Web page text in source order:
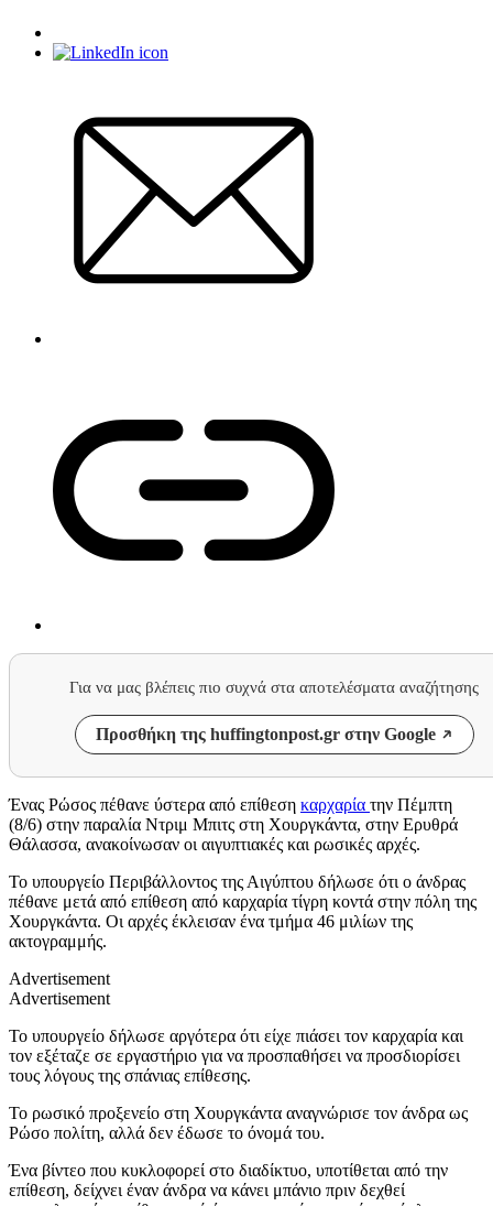
Για να μας βλέπεις πιο συχνά στα αποτελέσματα αναζήτησης
Προσθήκη της huffingtonpost.gr στην Google
Ένας Ρώσος πέθανε ύστερα από επίθεση καρχαρία την Πέμπτη
(8/6) στην παραλία Ντριμ Μπιτς στη Χουργκάντα, στην Ερυθρά
Θάλασσα, ανακοίνωσαν οι αιγυπτιακές και ρωσικές αρχές.
Το υπουργείο Περιβάλλοντος της Αιγύπτου δήλωσε ότι ο άνδρας
πέθανε μετά από επίθεση από καρχαρία τίγρη κοντά στην πόλη της
Χουργκάντα. Οι αρχές έκλεισαν ένα τμήμα 46 μιλίων της
ακτογραμμής.
Advertisement
Advertisement
Το υπουργείο δήλωσε αργότερα ότι είχε πιάσει τον καρχαρία και
τον εξέταζε σε εργαστήριο για να προσπαθήσει να προσδιορίσει
τους λόγους της σπάνιας επίθεσης.
Το ρωσικό προξενείο στη Χουργκάντα αναγνώρισε τον άνδρα ως
Ρώσο πολίτη, αλλά δεν έδωσε το όνομά του.
Ένα βίντεο που κυκλοφορεί στο διαδίκτυο, υποτίθεται από την
επίθεση, δείχνει έναν άνδρα να κάνει μπάνιο πριν δεχθεί